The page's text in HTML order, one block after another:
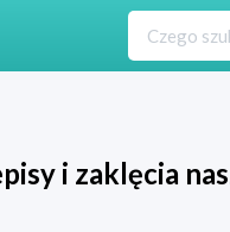
i zaklęcia